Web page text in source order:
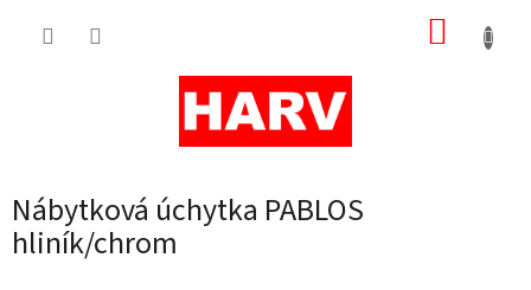
Nábytková úchytka PABLOS
hliník/chrom